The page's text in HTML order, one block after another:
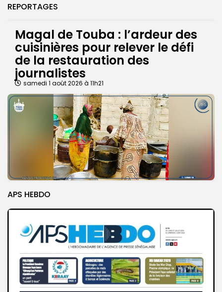
REPORTAGES
Magal de Touba : l’ardeur des
cuisinières pour relever le défi
de la restauration des
journalistes
samedi 1 août 2026 à 11h21
APS HEBDO